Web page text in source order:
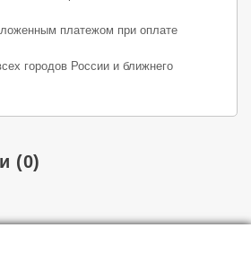
платежом при оплате
городов России и ближнего
(0)